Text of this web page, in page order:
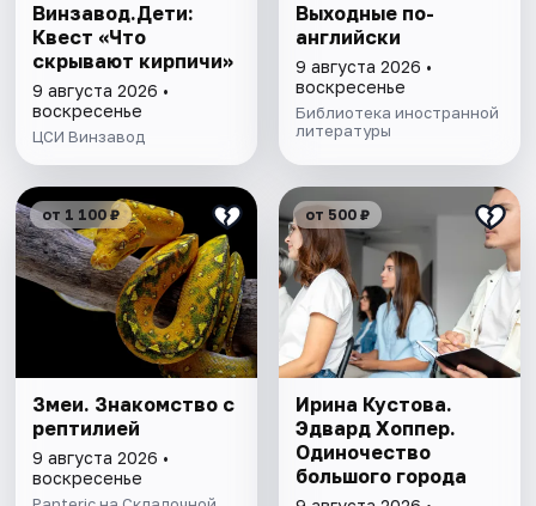
Винзавод.Дети:
Квест «Что
скрывают кирпичи»
9 августа 2026 •
воскресенье
ЦСИ Винзавод
Выходные по-
английски
9 августа 2026 •
воскресенье
Библиотека иностранной
литературы
от 1 100 ₽
Змеи. Знакомство с
рептилией
9 августа 2026 •
воскресенье
от 500 ₽
Ирина Кустова.
Эдвард Хоппер.
Одиночество
большого города